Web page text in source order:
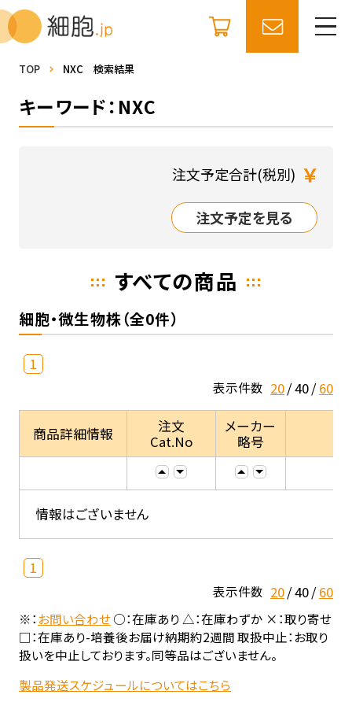
TOP NXC 検索結果
キーワード：NXC
注文予定合計(税別) ￥
注文予定を見る
すべての商品
細胞・微生物株（全0件）
1
表示件数 20 40 60
商品詳細情報
注文
Cat.No
メーカー
略号
情報はございません
1
表示件数 20 40 60
※：お問い合わせ○：在庫あり △：在庫わずか ×：取り寄せ
□：在庫あり-培養後お届け納期約2週間 取扱中止：お取り
扱いを中止しております。同等品はございません。
製品発送スケジュールについてはこちら